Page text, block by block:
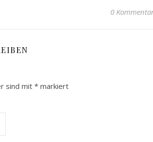
0
sind mit * markiert